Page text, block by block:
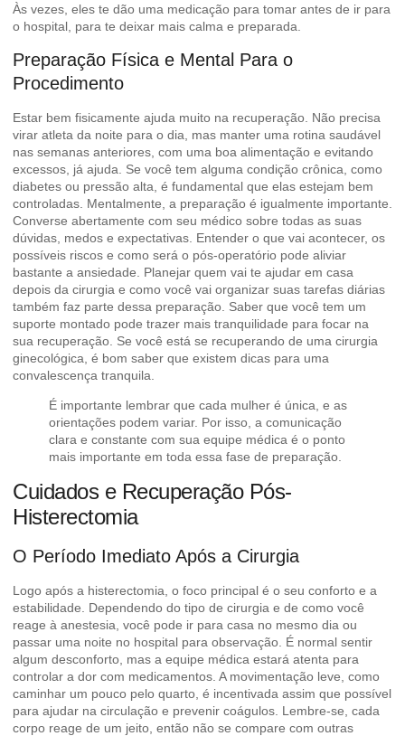
Às vezes, eles te dão uma medicação para tomar antes de ir para
o hospital, para te deixar mais calma e preparada.
Preparação Física e Mental Para o
Procedimento
Estar bem fisicamente ajuda muito na recuperação. Não precisa
virar atleta da noite para o dia, mas manter uma rotina saudável
nas semanas anteriores, com uma boa alimentação e evitando
excessos, já ajuda. Se você tem alguma condição crônica, como
diabetes ou pressão alta, é fundamental que elas estejam bem
controladas. Mentalmente, a preparação é igualmente importante.
Converse abertamente com seu médico sobre todas as suas
dúvidas, medos e expectativas. Entender o que vai acontecer, os
possíveis riscos e como será o pós-operatório pode aliviar
bastante a ansiedade. Planejar quem vai te ajudar em casa
depois da cirurgia e como você vai organizar suas tarefas diárias
também faz parte dessa preparação. Saber que você tem um
suporte montado pode trazer mais tranquilidade para focar na
sua recuperação. Se você está se recuperando de uma cirurgia
ginecológica, é bom saber que existem dicas para uma
convalescença tranquila
É importante lembrar que cada mulher é única, e as
orientações podem variar. Por isso, a comunicação
clara e constante com sua equipe médica é o ponto
mais importante em toda essa fase de preparação.
Cuidados e Recuperação Pós-
Histerectomia
O Período Imediato Após a Cirurgia
Logo após a histerectomia, o foco principal é o seu conforto e a
estabilidade. Dependendo do tipo de cirurgia e de como você
reage à anestesia, você pode ir para casa no mesmo dia ou
passar uma noite no hospital para observação. É normal sentir
algum desconforto, mas a equipe médica estará atenta para
controlar a dor com medicamentos. A movimentação leve, como
caminhar um pouco pelo quarto, é incentivada assim que possível
para ajudar na circulação e prevenir coágulos. Lembre-se, cada
corpo reage de um jeito, então não se compare com outras